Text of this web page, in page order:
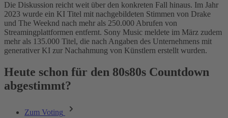
Die Diskussion reicht weit über den konkreten Fall hinaus. Im Jahr
2023 wurde ein KI Titel mit nachgebildeten Stimmen von Drake
und The Weeknd nach mehr als 250.000 Abrufen von
Streamingplattformen entfernt. Sony Music meldete im März zudem
mehr als 135.000 Titel, die nach Angaben des Unternehmens mit
generativer KI zur Nachahmung von Künstlern erstellt wurden.
Heute schon für den 80s80s Countdown
abgestimmt?
Zum Voting